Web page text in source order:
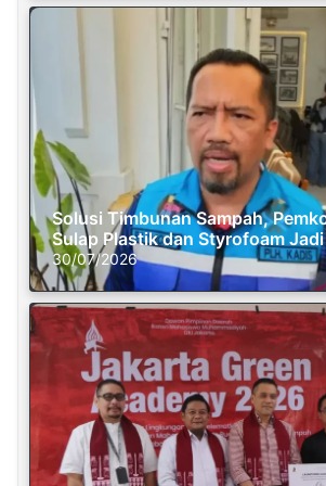
Solusi Timbunan Sampah,
Sulap Plastik dan Styrofoam
30/07/2026